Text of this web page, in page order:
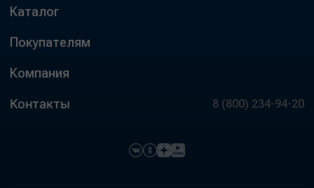
Каталог
Покупателям
Компания
Контакты 8 (800) 234-94-20